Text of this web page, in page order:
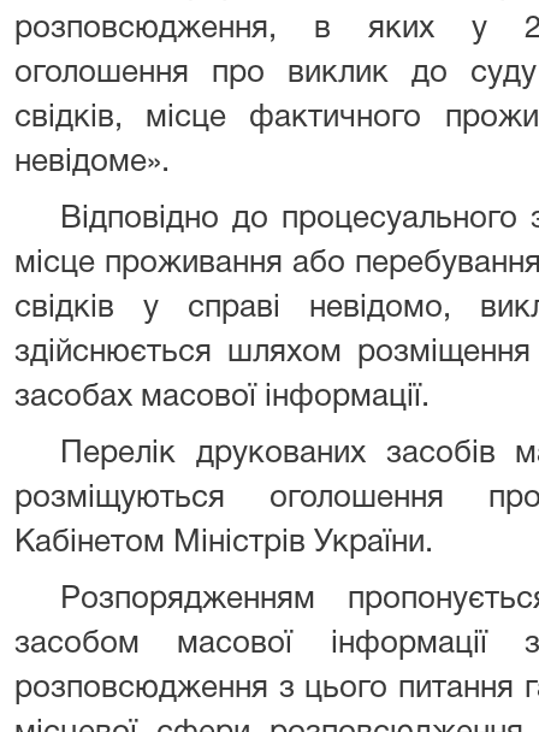
розповсюдження, в яких у
оголошення про виклик до суду
свідків, місце фактичного
невідоме».
Відповідно до процесуального
місце проживання або перебування
свідків у справі невідомо,
здійснюється шляхом
засобах масової інформації.
Перелік друкованих засобів
розміщуються оголошення
Кабінетом Міністрів України.
Розпорядженням
засобом масової інформації
розповсюдження з цього питання